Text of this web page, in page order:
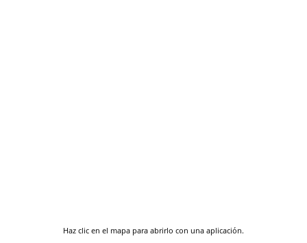
Haz clic en el mapa para abrirlo con una aplicación.